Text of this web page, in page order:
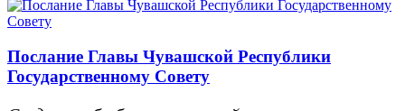
Послание Главы Чувашской Республики
Государственному Совету